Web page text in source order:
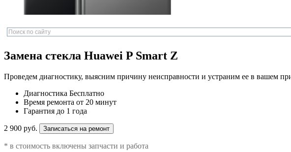
Замена стекла Huawei P Smart Z
Проведем диагностику, выясним причину неисправности и устраним ее в вашем
Диагностика Бесплатно
Время ремонта от 20 минут
Гарантия до 1 года
2 900 руб. Записаться на ремонт
* в стоимость включены запчасти и работа